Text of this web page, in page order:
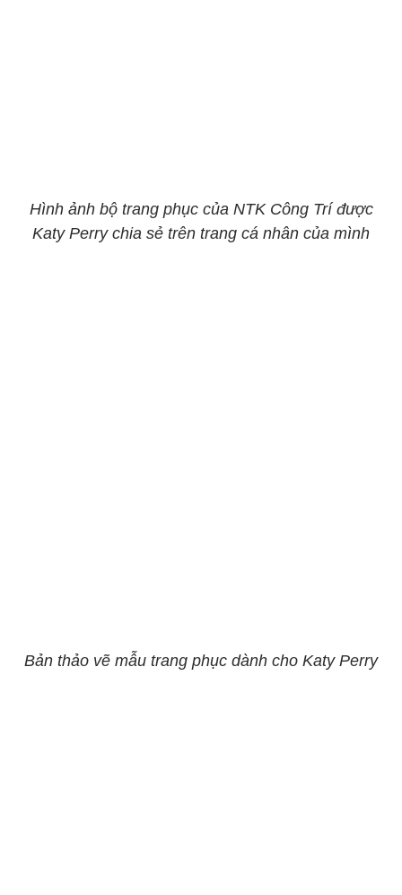
Hình ảnh bộ trang phục của NTK Công Trí được
Katy Perry chia sẻ trên trang cá nhân của mình
Bản thảo vẽ mẫu trang phục dành cho Katy Perry